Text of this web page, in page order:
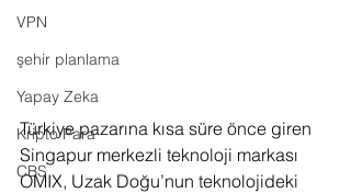
VPN
şehir planlama
Yapay Zeka
Kripto Para
CBS
Türkiye pazarına kısa süre önce giren
Singapur merkezli teknoloji markası
OMIX, Uzak Doğu’nun teknolojideki